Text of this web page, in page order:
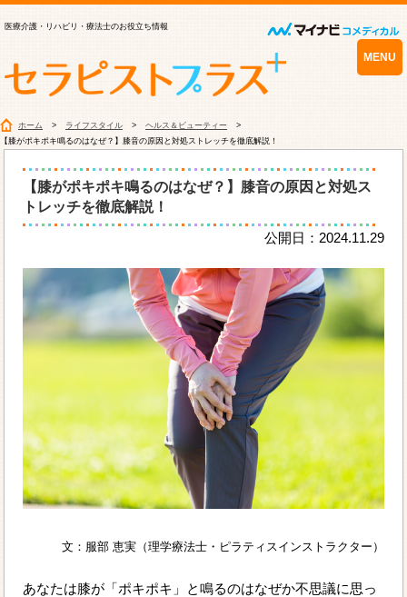
医療介護・リハビリ・療法士のお役立ち情報
MENU
ホーム ライフスタイル
ヘルス＆ビューティー
【膝がポキポキ鳴るのはなぜ？】膝音の原因と対処ストレッチを徹底解説！
【膝がポキポキ鳴るのはなぜ？】膝音の原因と対処ス
トレッチを徹底解説！
公開日：2024.11.29
文：服部 恵実（理学療法士・ピラティスインストラクター）
あなたは膝が「ポキポキ」と鳴るのはなぜか不思議に思っ